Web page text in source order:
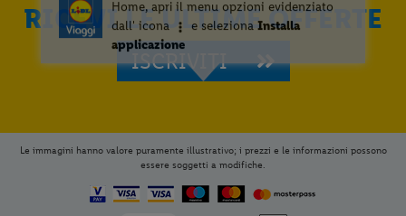
RICEVI LE ULTIME OFFERTE
ISCRIVITI
Le immagini hanno valore puramente illustrativo; i prezzi e le informazioni possono
essere soggetti a modifiche.